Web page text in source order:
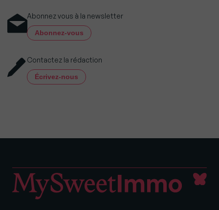
Abonnez vous à la newsletter
Abonnez-vous
Contactez la rédaction
Écrivez-nous